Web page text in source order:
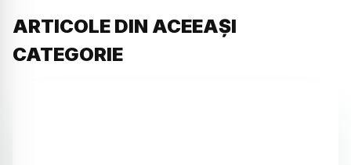
ARTICOLE DIN ACEEAȘI
CATEGORIE